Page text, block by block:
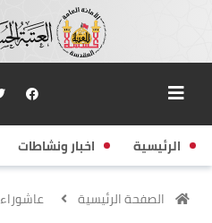
الرئيسية اخبار ونشاطات
الصفحة الرئيسية عاشوراء